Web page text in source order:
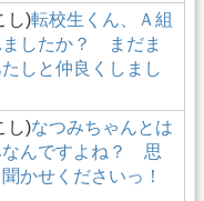
し)転校生くん、Ａ組
ましたか？ まだま
しと仲良くしまし
し)なつみちゃんとは
なんですよね？ 思
かせくださいっ！